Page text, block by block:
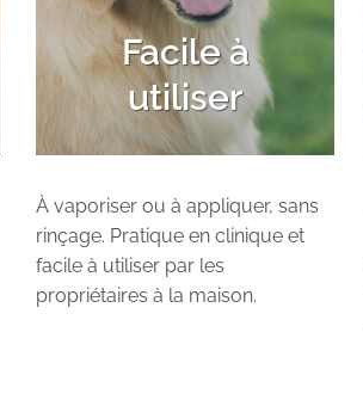
Facile à
utiliser
À vaporiser ou à appliquer, sans
rinçage. Pratique en clinique et
facile à utiliser par les
propriétaires à la maison.